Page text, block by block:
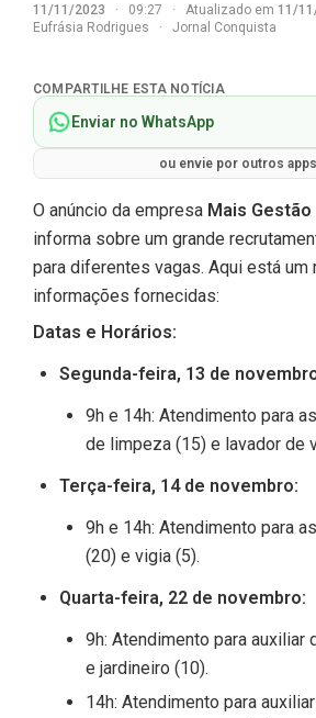
11/11/2023 · 09:27 · Atualizado em 11/
Eufrásia Rodrigues
· Jornal Conquista
COMPARTILHE ESTA NOTÍCIA
Enviar no WhatsApp
ou envie por outros apps
O anúncio da empresa Mais
informa sobre um grande
para diferentes vagas. Aqui está um
informações fornecidas:
Datas e Horários:
Segunda-feira, 13 de
9h e 14h: Atendimento para
de limpeza (15) e lavador de
Terça-feira, 14 de novembro:
9h e 14h: Atendimento para
(20) e vigia (5).
Quarta-feira, 22 de novembro:
9h: Atendimento para auxiliar
e jardineiro (10).
14h: Atendimento para